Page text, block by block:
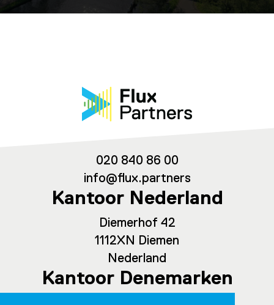
020 840 86 00
info@flux.partners
Kantoor Nederland
Diemerhof 42
1112XN Diemen
Nederland
Kantoor Denemarken